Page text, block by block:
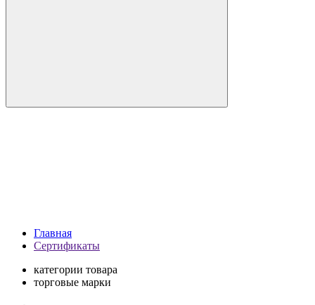
Главная
Сертификаты
категории товара
торговые марки